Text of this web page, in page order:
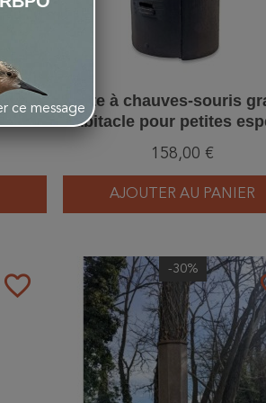
-
Gîte à chauves-souris
habitacle pour petites
- Béton de bois -
(2FS - 233/4)
158,00 €
AJOUTER AU PANIER
favorite_border
-30%
ce message